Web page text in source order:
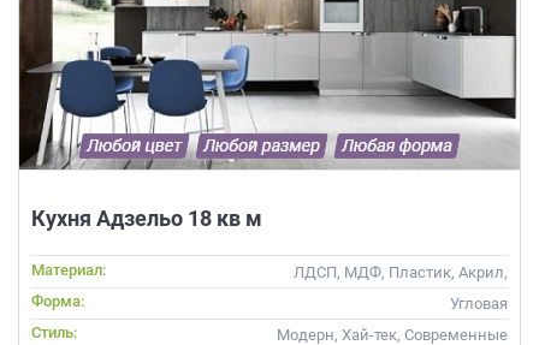
Кухня Адзельо 18 кв м
Материал:
ЛДСП, МДФ, Пластик, Акрил,
Пленка, Alvic / УФ лак, Эмаль,
Шпон, Глянцевые
Форма:
Угловая
Стиль:
Модерн, Хай-тек, Современные